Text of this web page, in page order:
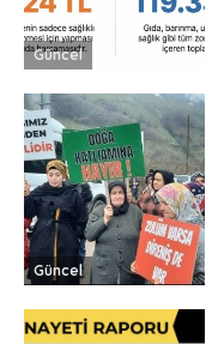
Güncel
Güncel